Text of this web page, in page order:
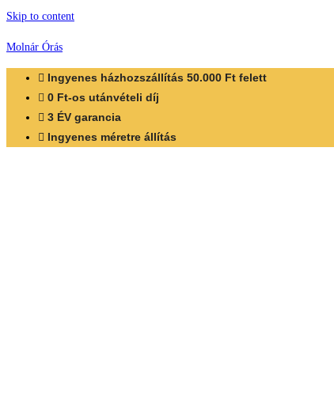
Skip to content
Molnár Órás
Ingyenes házhozszállítás 50.000 Ft felett
0 Ft-os utánvételi díj
3 ÉV garancia
Ingyenes méretre állítás